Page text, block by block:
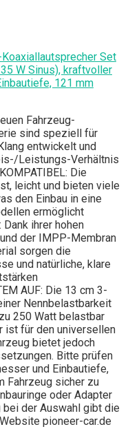
Set
W Sinus), kraftvoller
121 mm
Fahrzeug-
sind speziell für
entwickelt und
Leistungs-Verhältnis
Die
leicht und bieten viele
den Einbau in eine
ermöglicht
Dank ihrer hohen
der IMPP-Membran
sorgen die
und natürliche, klare
AUF: Die 13 cm 3-
Nennbelastbarkeit
250 Watt belastbar
ist für den universellen
bietet jedoch
Bitte prüfen
und Einbautiefe,
Fahrzeug sicher zu
oder Adapter
der Auswahl gibt die
pioneer-car.de